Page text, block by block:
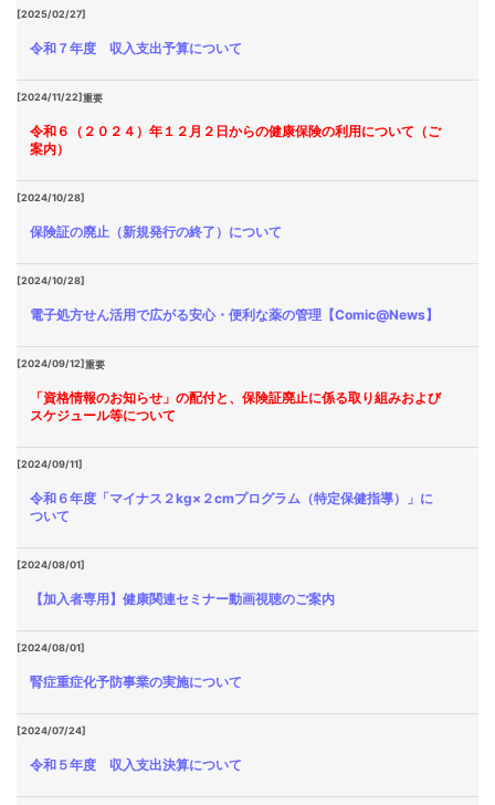
[2025/02/27]
令和７年度 収入支出予算について
[2024/11/22]重要
令和６（２０２４）年１２月２日からの健康保険の利用について（ご
案内）
[2024/10/28]
保険証の廃止（新規発行の終了）について
[2024/10/28]
電子処方せん活用で広がる安心・便利な薬の管理【Comic@News】
[2024/09/12]重要
「資格情報のお知らせ」の配付と、保険証廃止に係る取り組みおよび
スケジュール等について
[2024/09/11]
令和６年度「マイナス２kg×２cmプログラム（特定保健指導）」に
ついて
[2024/08/01]
【加入者専用】健康関連セミナー動画視聴のご案内
[2024/08/01]
腎症重症化予防事業の実施について
[2024/07/24]
令和５年度 収入支出決算について